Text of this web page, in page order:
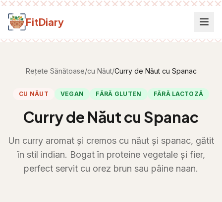
Salt la conținut
FitDiary
Rețete Sănătoase/cu Năut/Curry de Năut cu Spanac
CU NĂUT VEGAN FĂRĂ GLUTEN FĂRĂ LACTOZĂ
Curry de Năut cu Spanac
Un curry aromat și cremos cu năut și spanac, gătit
în stil indian. Bogat în proteine vegetale și fier,
perfect servit cu orez brun sau pâine naan.